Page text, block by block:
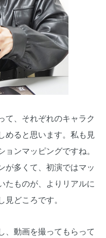
て、それぞれのキャラク
めると思います。私も見
ンマッピングですね。
が多くて、初演ではマッ
たものが、よりリアルに
どころです。
動画を撮ってもらって